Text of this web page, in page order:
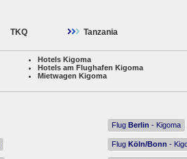
TKQ Tanzania
Hotels Kigoma
Hotels am Flughafen Kigoma
Mietwagen Kigoma
Flug Berlin - Kigoma
Flug Köln/Bonn -